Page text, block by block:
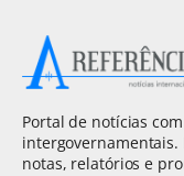
Portal de notícias
intergovernamentais.
notas, relatórios e